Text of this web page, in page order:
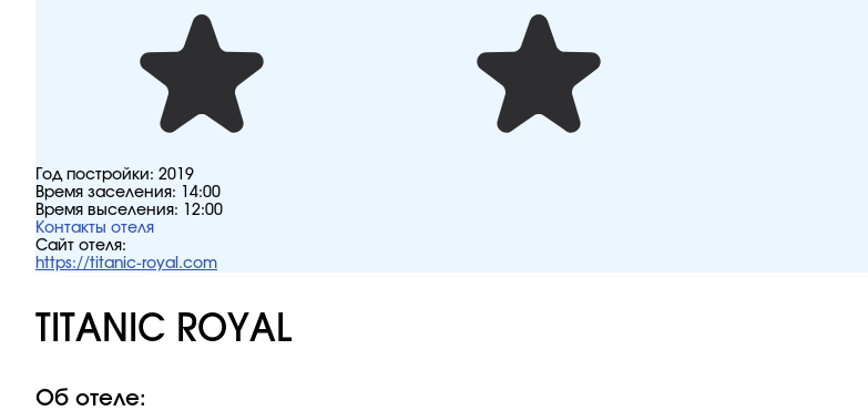
Год постройки: 2019
Время заселения:
14:00
Время выселения:
12:00
Контакты отеля
Сайт отеля:
https://titanic-royal.com
TITANIC ROYAL
Об отеле: